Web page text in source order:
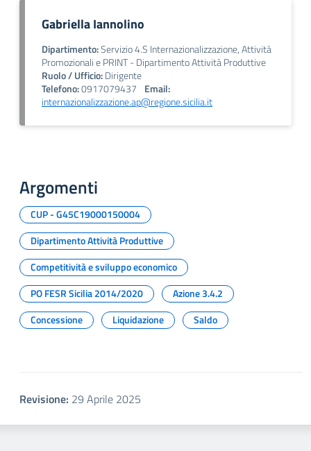
Gabriella Iannolino
Dipartimento:Servizio 4.S Internazionalizzazione, Attività
Promozionali e PRINT - Dipartimento Attività Produttive
Ruolo / Ufficio:Dirigente
Telefono:0917079437 Email:
internazionalizzazione.ap@regione.sicilia.it
Argomenti
CUP - G45C19000150004
Dipartimento Attività Produttive
Competitività e sviluppo economico
PO FESR Sicilia 2014/2020
Azione 3.4.2
Concessione
Liquidazione Saldo
Revisione: 29 Aprile 2025